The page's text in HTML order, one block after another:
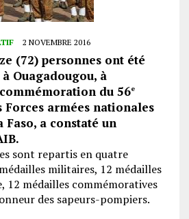
2 NOVEMBRE 2016
(72) personnes ont été
Ouagadougou, à
du 56e
armées nationales
Faso, a constaté un
sont repartis en quatre
militaires, 12 médailles
12 médailles commémoratives
des sapeurs-pompiers.